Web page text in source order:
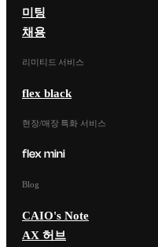
미팅
채용
리미티드 서비스
flex black
현장/매장 특화 서비스
Blog
CAIO's Note
AX 허브